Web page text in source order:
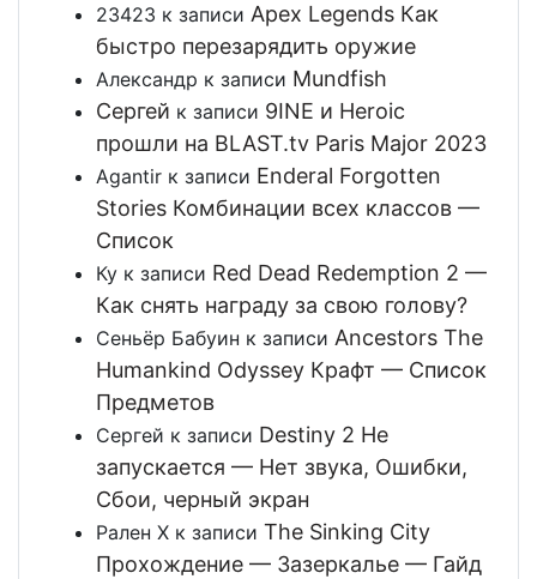
23423 к записи Apex Legends Как
быстро перезарядить оружие
Александр к записи Mundfish
Сергей к записи 9INE и Heroic
прошли на BLAST.tv Paris Major 2023
Agantir к записи Enderal Forgotten
Stories Комбинации всех классов —
Список
Ку к записи Red Dead Redemption 2 —
Как снять награду за свою голову?
Сеньёр Бабуин к записи Ancestors The
Humankind Odyssey Крафт — Список
Предметов
Сергей к записи Destiny 2 Не
запускается — Нет звука, Ошибки,
Сбои, черный экран
Рален Х к записи The Sinking City
Прохождение — Зазеркалье — Гайд